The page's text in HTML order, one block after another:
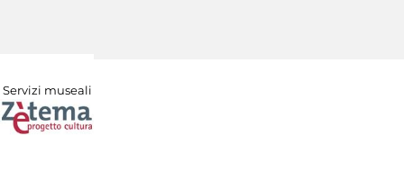
Servizi museali